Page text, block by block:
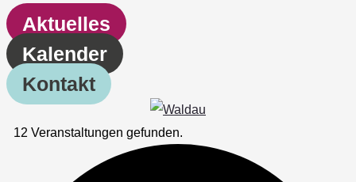
Aktuelles
Kalender
Kontakt
12 Veranstaltungen gefunden.